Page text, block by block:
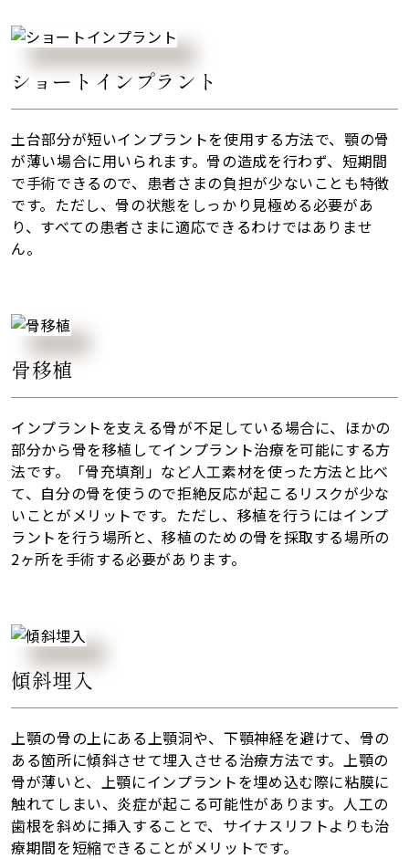
ショートインプラント
土台部分が短いインプラントを使用する方法で、顎の骨
が薄い場合に用いられます。骨の造成を行わず、短期間
で手術できるので、患者さまの負担が少ないことも特徴
です。ただし、骨の状態をしっかり見極める必要があ
り、すべての患者さまに適応できるわけではありませ
ん。
骨移植
インプラントを支える骨が不足している場合に、ほかの
部分から骨を移植してインプラント治療を可能にする方
法です。「骨充填剤」など人工素材を使った方法と比べ
て、自分の骨を使うので拒絶反応が起こるリスクが少な
いことがメリットです。ただし、移植を行うにはインプ
ラントを行う場所と、移植のための骨を採取する場所の
2ヶ所を手術する必要があります。
傾斜埋入
上顎の骨の上にある上顎洞や、下顎神経を避けて、骨の
ある箇所に傾斜させて埋入させる治療方法です。上顎の
骨が薄いと、上顎にインプラントを埋め込む際に粘膜に
触れてしまい、炎症が起こる可能性があります。人工の
歯根を斜めに挿入することで、サイナスリフトよりも治
療期間を短縮できることがメリットです。